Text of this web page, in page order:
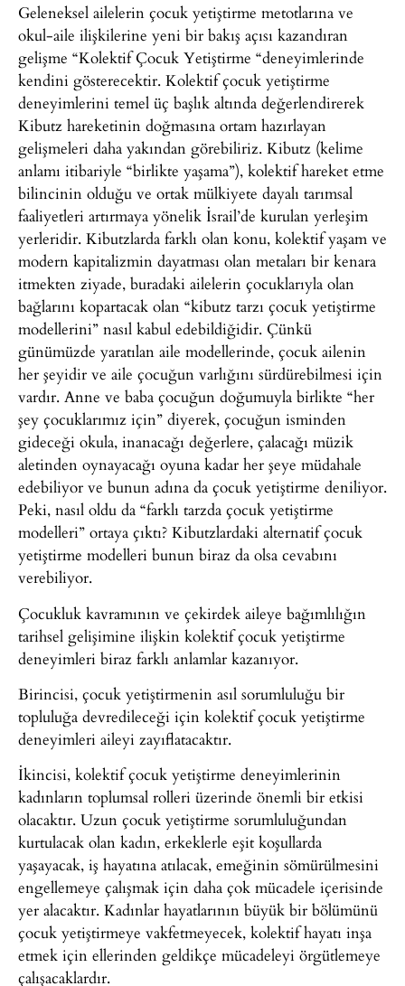
Geleneksel ailelerin çocuk yetiştirme metotlarına ve
okul-aile ilişkilerine yeni bir bakış açısı kazandıran
gelişme “Kolektif Çocuk Yetiştirme “deneyimlerinde
kendini gösterecektir. Kolektif çocuk yetiştirme
deneyimlerini temel üç başlık altında değerlendirerek
Kibutz hareketinin doğmasına ortam hazırlayan
gelişmeleri daha yakından görebiliriz. Kibutz (kelime
anlamı itibariyle “birlikte yaşama”), kolektif hareket etme
bilincinin olduğu ve ortak mülkiyete dayalı tarımsal
faaliyetleri artırmaya yönelik İsrail’de kurulan yerleşim
yerleridir. Kibutzlarda farklı olan konu, kolektif yaşam ve
modern kapitalizmin dayatması olan metaları bir kenara
itmekten ziyade, buradaki ailelerin çocuklarıyla olan
bağlarını kopartacak olan “kibutz tarzı çocuk yetiştirme
modellerini” nasıl kabul edebildiğidir. Çünkü
günümüzde yaratılan aile modellerinde, çocuk ailenin
her şeyidir ve aile çocuğun varlığını sürdürebilmesi için
vardır. Anne ve baba çocuğun doğumuyla birlikte “her
şey çocuklarımız için” diyerek, çocuğun isminden
gideceği okula, inanacağı değerlere, çalacağı müzik
aletinden oynayacağı oyuna kadar her şeye müdahale
edebiliyor ve bunun adına da çocuk yetiştirme deniliyor.
Peki, nasıl oldu da “farklı tarzda çocuk yetiştirme
modelleri” ortaya çıktı? Kibutzlardaki alternatif çocuk
yetiştirme modelleri bunun biraz da olsa cevabını
verebiliyor.
Çocukluk kavramının ve çekirdek aileye bağımlılığın
tarihsel gelişimine ilişkin kolektif çocuk yetiştirme
deneyimleri biraz farklı anlamlar kazanıyor.
Birincisi, çocuk yetiştirmenin asıl sorumluluğu bir
topluluğa devredileceği için kolektif çocuk yetiştirme
deneyimleri aileyi zayıflatacaktır.
İkincisi, kolektif çocuk yetiştirme deneyimlerinin
kadınların toplumsal rolleri üzerinde önemli bir etkisi
olacaktır. Uzun çocuk yetiştirme sorumluluğundan
kurtulacak olan kadın, erkeklerle eşit koşullarda
yaşayacak, iş hayatına atılacak, emeğinin sömürülmesini
engellemeye çalışmak için daha çok mücadele içerisinde
yer alacaktır. Kadınlar hayatlarının büyük bir bölümünü
çocuk yetiştirmeye vakfetmeyecek, kolektif hayatı inşa
etmek için ellerinden geldikçe mücadeleyi örgütlemeye
çalışacaklardır.